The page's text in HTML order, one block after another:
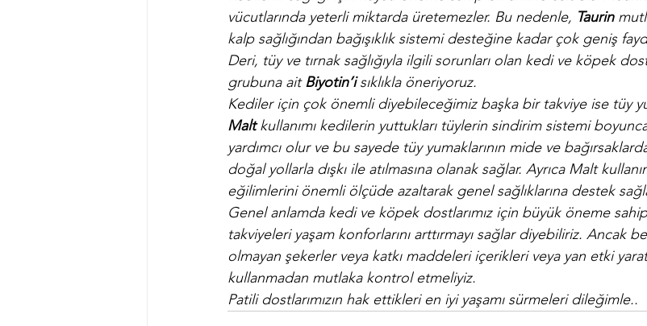
vücutlarında yeterli miktarda üretemezler. Bu nedenle, Taurin
kalp sağlığından bağışıklık sistemi desteğine kadar çok geniş
Deri, tüy ve tırnak sağlığıyla ilgili sorunları olan kedi ve köpek
grubuna ait Biyotin’i sıklıkla öneriyoruz.
Kediler için çok önemli diyebileceğimiz başka bir takviye ise tüy
Malt kullanımı kedilerin yuttukları tüylerin sindirim sistemi
yardımcı olur ve bu sayede tüy yumaklarının mide ve
doğal yollarla dışkı ile atılmasına olanak sağlar. Ayrıca Malt
eğilimlerini önemli ölçüde azaltarak genel sağlıklarına destek
Genel anlamda kedi ve köpek dostlarımız için büyük öneme sahip
takviyeleri yaşam konforlarını arttırmayı sağlar diyebiliriz. Ancak
olmayan şekerler veya katkı maddeleri içerikleri veya yan etki
kullanmadan mutlaka kontrol etmeliyiz.
Patili dostlarımızın hak ettikleri en iyi yaşamı sürmeleri dileğimle..